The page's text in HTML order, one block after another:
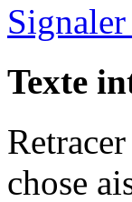
Texte
chose